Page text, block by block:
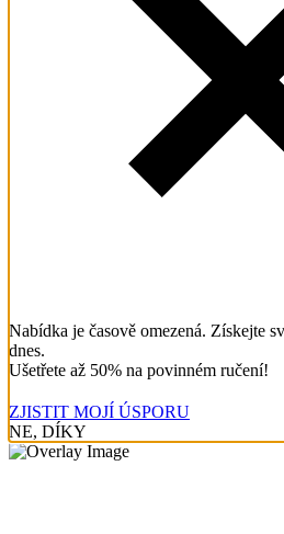
Nabídka je časově omezená. Získejte
dnes.
Ušetřete až 50% na povinném ručení!
ZJISTIT MOJÍ ÚSPORU
NE, DÍKY